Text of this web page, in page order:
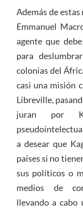
Además de
Emmanuel
agente que
para
colonias del
casi una misión
Libreville,
juran por
a desear que
países si no
sus políticos o
medios de
llevando a cabo